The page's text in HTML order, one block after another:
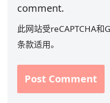
comment.
此网站受reCAPTCHA和
条款适用。